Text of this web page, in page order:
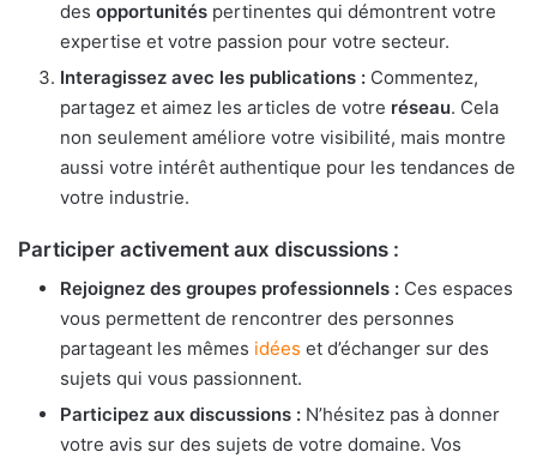
des opportunités pertinentes qui démontrent votre
expertise et votre passion pour votre secteur.
Interagissez avec les publications : Commentez,
partagez et aimez les articles de votre réseau. Cela
non seulement améliore votre visibilité, mais montre
aussi votre intérêt authentique pour les tendances de
votre industrie.
Participer activement aux discussions :
Rejoignez des groupes professionnels : Ces espaces
vous permettent de rencontrer des personnes
partageant les mêmes idées et d’échanger sur des
sujets qui vous passionnent.
Participez aux discussions : N’hésitez pas à donner
votre avis sur des sujets de votre domaine. Vos